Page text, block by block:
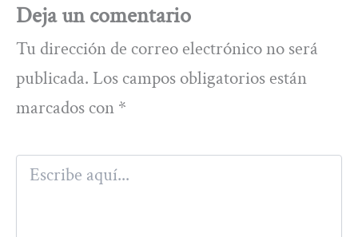
Deja un comentario
Tu dirección de correo electrónico no será
publicada. Los campos obligatorios están
marcados con *
Escribe
aquí...